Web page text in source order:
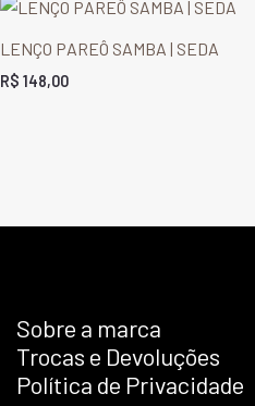
LENÇO PAREÔ SAMBA | SEDA
R$ 148,00
Sobre a marca
Trocas e Devoluções
Política de Privacidade